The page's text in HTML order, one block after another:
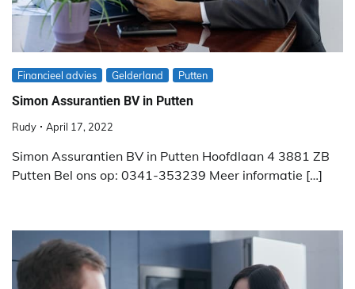
Financieel advies Gelderland Putten
Simon Assurantien BV in Putten
Rudy April 17, 2022
Simon Assurantien BV in Putten Hoofdlaan 4 3881 ZB
Putten Bel ons op: 0341-353239 Meer informatie […]